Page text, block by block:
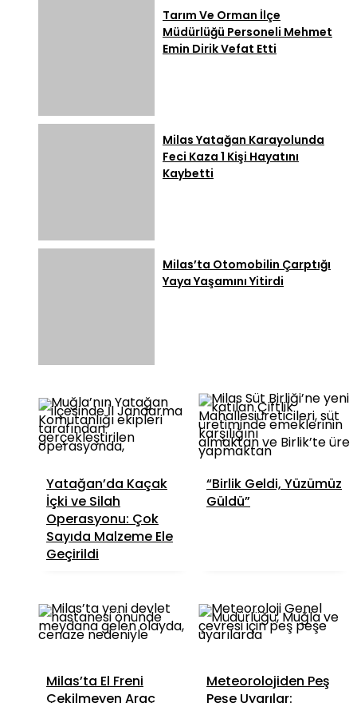
Tarım Ve Orman İlçe
Müdürlüğü Personeli Mehmet
Emin Dirik Vefat Etti
Milas Yatağan Karayolunda
Feci Kaza 1 Kişi Hayatını
Kaybetti
Milas’ta Otomobilin Çarptığı
Yaya Yaşamını Yitirdi
Yatağan’da Kaçak
İçki ve Silah
Operasyonu: Çok
Sayıda Malzeme Ele
Geçirildi
“Birlik Geldi, Yüzümüz
Güldü”
Milas’ta El Freni
Çekilmeyen Araç
Meteorolojiden Peş
Peşe Uyarılar: